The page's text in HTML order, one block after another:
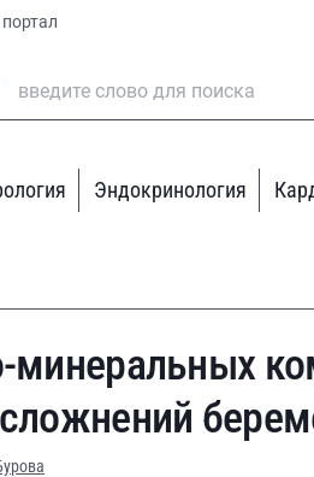
Эндокринология
минеральных